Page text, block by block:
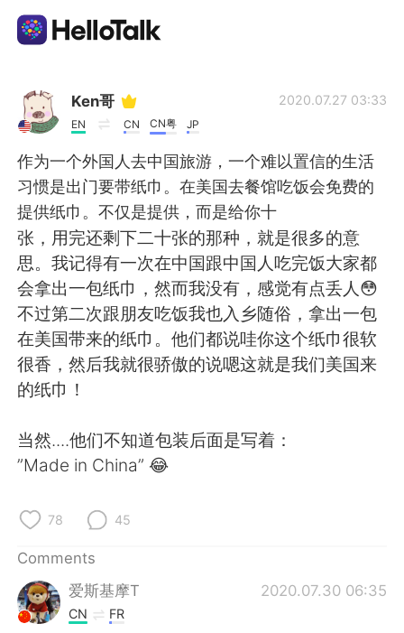
Language Exchange App
AI Grammar Checker
English
简体中文 繁體中文
Español العربية
Français Deutsch
Русский
Português
Ken哥
EN CN CN粤 JP
2020.07.27 03:33
作为一个外国人去中国旅游，一个难以置信的生活
习惯是出门要带纸巾。在美国去餐馆吃饭会免费的
提供纸巾。不仅是提供，而是给你十
张，用完还剩下二十张的那种，就是很多的意
思。我记得有一次在中国跟中国人吃完饭大家都
会拿出一包纸巾，然而我没有，感觉有点丢人😳
不过第二次跟朋友吃饭我也入乡随俗，拿出一包
在美国带来的纸巾。他们都说哇你这个纸巾很软
很香，然后我就很骄傲的说嗯这就是我们美国来
的纸巾！
当然....他们不知道包装后面是写着：
”Made in China” 😂
78 45
Comments
爱斯基摩T
2020.07.30 06:35
CN FR